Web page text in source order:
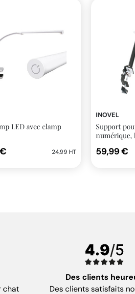
LED avec clamp
24,99 HT
INOVEL
Support
numérique,
59,99 €
chat
Des clients
Des clients satisfaits